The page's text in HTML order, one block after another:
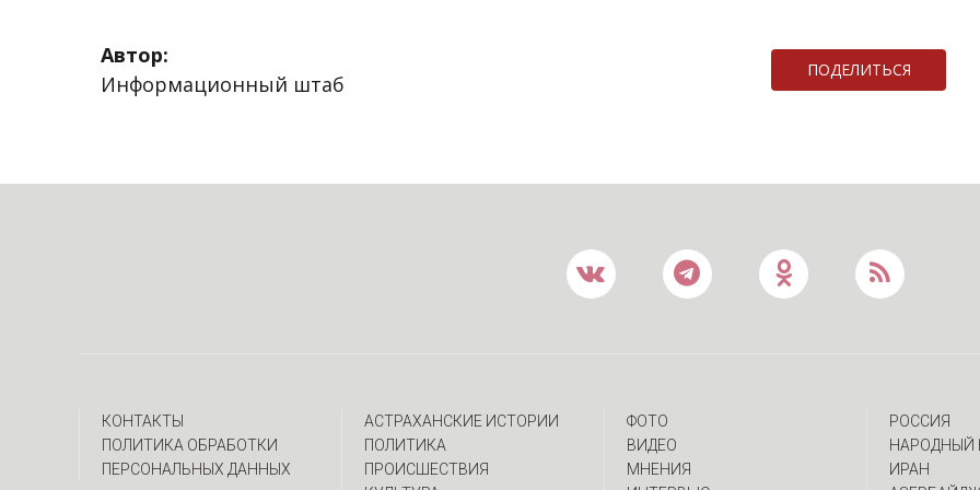
Автор:
Информационный штаб
ПОДЕЛИТЬСЯ
КОНТАКТЫ
ПОЛИТИКА ОБРАБОТКИ
ПЕРСОНАЛЬНЫХ ДАННЫХ
АСТРАХАНСКИЕ ИСТОРИИ
ПОЛИТИКА
ПРОИСШЕСТВИЯ
ФОТО
ВИДЕО
МНЕНИЯ
РОССИЯ
НАРОДНЫЙ
ИРАН